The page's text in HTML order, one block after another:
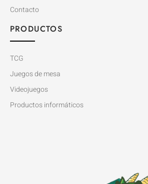
Contacto
PRODUCTOS
TCG
Juegos de mesa
Videojuegos
Productos informáticos